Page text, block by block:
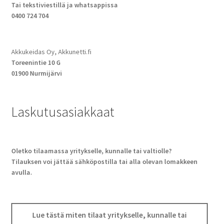
Tai tekstiviestillä ja whatsappissa
0400 724 704
Akkukeidas Oy, Akkunetti.fi
Toreenintie 10 G
01900 Nurmijärvi
Laskutusasiakkaat
Oletko tilaamassa yritykselle, kunnalle tai valtiolle?
Tilauksen voi jättää sähköpostilla tai alla olevan lomakkeen
avulla.
Lue tästä miten tilaat yritykselle, kunnalle tai